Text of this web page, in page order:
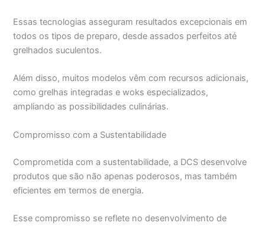
Essas tecnologias asseguram resultados excepcionais em
todos os tipos de preparo, desde assados perfeitos até
grelhados suculentos.
Além disso, muitos modelos vêm com recursos adicionais,
como grelhas integradas e woks especializados,
ampliando as possibilidades culinárias.
Compromisso com a Sustentabilidade
Comprometida com a sustentabilidade, a DCS desenvolve
produtos que são não apenas poderosos, mas também
eficientes em termos de energia.
Esse compromisso se reflete no desenvolvimento de